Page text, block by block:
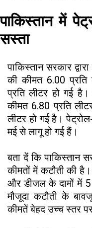
पाकिस्तान में
सस्ता
पाकिस्तान सरकार
की कीमत ₹6.00
प्रति लीटर हो गई
कीमत ₹6.80 प्रति
लीटर हो गई है।
मई से लागू हो गई हैं।
बता दें कि पाकिस्तान
कीमतों में कटौती की
और डीजल के दामों में 5
मौजूदा कटौती के
कीमतें बेहद उच्च स्तर